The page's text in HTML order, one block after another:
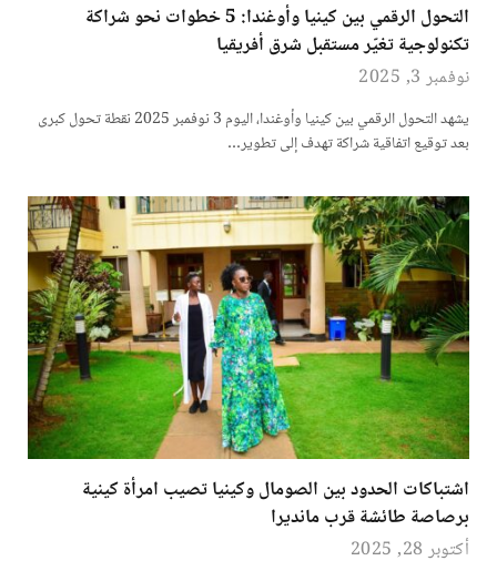
التحول الرقمي بين كينيا وأوغندا: 5 خطوات نحو شراكة
تكنولوجية تغيّر مستقبل شرق أفريقيا
نوفمبر 3, 2025
يشهد التحول الرقمي بين كينيا وأوغندا، اليوم 3 نوفمبر 2025 نقطة تحول كبرى
بعد توقيع اتفاقية شراكة تهدف إلى تطوير…
اشتباكات الحدود بين الصومال وكينيا تصيب امرأة كينية
برصاصة طائشة قرب مانديرا
أكتوبر 28, 2025